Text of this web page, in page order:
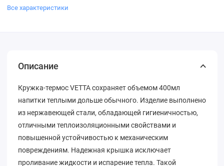
Все характеристики
Описание
Кружка-термос VETTA сохраняет объемом 400мл
напитки теплыми дольше обычного. Изделие выполнено
из нержавеющей стали, обладающей гигиеничностью,
отличными теплоизоляционными свойствами и
повышенной устойчивостью к механическим
повреждениям. Надежная крышка исключает
проливание жидкости и испарение тепла. Такой